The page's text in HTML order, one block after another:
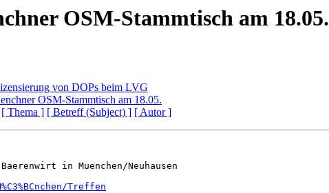
OSM-Stammtisch am 18.05.
von DOPs beim LVG
OSM-Stammtisch am 18.05.
[ Thema ] [ Betreff (Subject) ] [ Autor ]
in Muenchen/Neuhausen
Treffen